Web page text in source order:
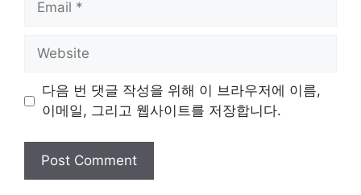
Website
다음 번 댓글 작성을 위해 이 브라우저에 이름,
이메일, 그리고 웹사이트를 저장합니다.